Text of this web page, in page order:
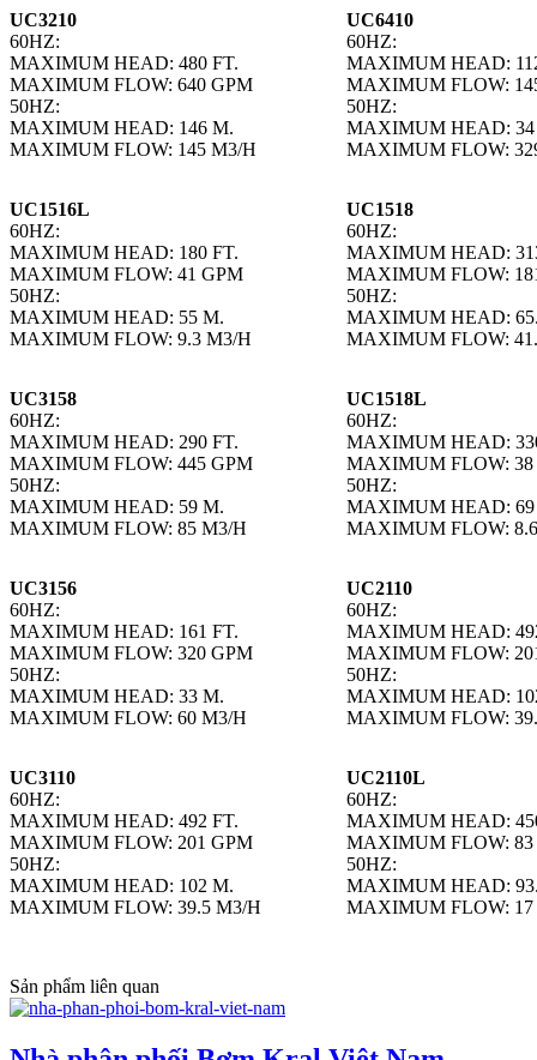
UC3210
60HZ:
MAXIMUM HEAD: 480 FT.
MAXIMUM FLOW: 640 GPM
50HZ:
MAXIMUM HEAD: 146 M.
MAXIMUM FLOW: 145 M3/H
UC6410
60HZ:
MAXIMUM HEAD:
MAXIMUM FLOW:
50HZ:
MAXIMUM HEAD:
MAXIMUM FLOW:
UC1516L
60HZ:
MAXIMUM HEAD: 180 FT.
MAXIMUM FLOW: 41 GPM
50HZ:
MAXIMUM HEAD: 55 M.
MAXIMUM FLOW: 9.3 M3/H
UC1518
60HZ:
MAXIMUM HEAD:
MAXIMUM FLOW:
50HZ:
MAXIMUM HEAD:
MAXIMUM FLOW:
UC3158
60HZ:
MAXIMUM HEAD: 290 FT.
MAXIMUM FLOW: 445 GPM
50HZ:
MAXIMUM HEAD: 59 M.
MAXIMUM FLOW: 85 M3/H
UC1518L
60HZ:
MAXIMUM HEAD:
MAXIMUM FLOW: 38
50HZ:
MAXIMUM HEAD:
MAXIMUM FLOW:
UC3156
60HZ:
MAXIMUM HEAD: 161 FT.
MAXIMUM FLOW: 320 GPM
50HZ:
MAXIMUM HEAD: 33 M.
MAXIMUM FLOW: 60 M3/H
UC2110
60HZ:
MAXIMUM HEAD:
MAXIMUM FLOW:
50HZ:
MAXIMUM HEAD:
MAXIMUM FLOW:
UC3110
60HZ:
MAXIMUM HEAD: 492 FT.
MAXIMUM FLOW: 201 GPM
50HZ:
MAXIMUM HEAD: 102 M.
MAXIMUM FLOW: 39.5 M3/H
UC2110L
60HZ:
MAXIMUM HEAD:
MAXIMUM FLOW: 83
50HZ:
MAXIMUM HEAD:
MAXIMUM FLOW: 17
Sản phẩm liên quan